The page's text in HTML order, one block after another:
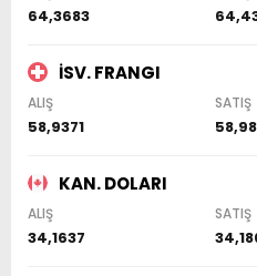
64,3683
İSV. FRANGI
ALIŞ SATIŞ
58,9371
KAN. DOLARI
ALIŞ SATIŞ
34,1637